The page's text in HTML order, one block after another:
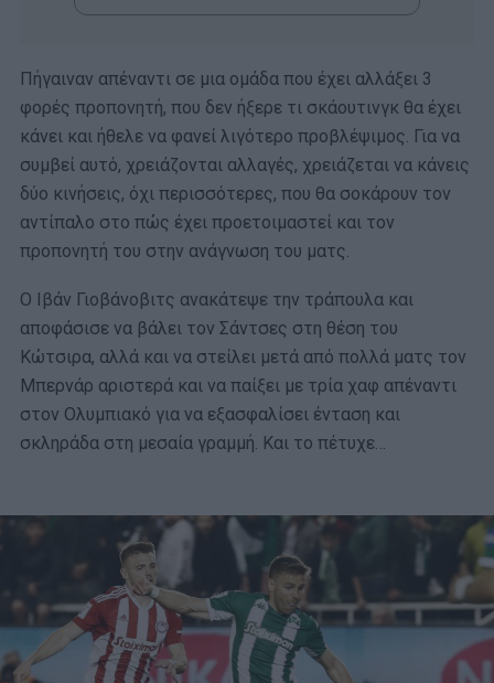
Πήγαιναν απέναντι σε μια ομάδα που έχει αλλάξει 3
φορές προπονητή, που δεν ήξερε τι σκάουτινγκ θα έχει
κάνει και ήθελε να φανεί λιγότερο προβλέψιμος. Για να
συμβεί αυτό, χρειάζονται αλλαγές, χρειάζεται να κάνεις
δύο κινήσεις, όχι περισσότερες, που θα σοκάρουν τον
αντίπαλο στο πώς έχει προετοιμαστεί και τον
προπονητή του στην ανάγνωση του ματς.
Ο Ιβάν Γιοβάνοβιτς ανακάτεψε την τράπουλα και
αποφάσισε να βάλει τον Σάντσες στη θέση του
Κώτσιρα, αλλά και να στείλει μετά από πολλά ματς τον
Μπερνάρ αριστερά και να παίξει με τρία χαφ απέναντι
στον Ολυμπιακό για να εξασφαλίσει ένταση και
σκληράδα στη μεσαία γραμμή. Και το πέτυχε…